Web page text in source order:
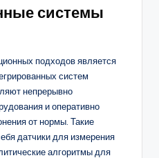
системы
подходов является
систем
непрерывно
и оперативно
от нормы. Такие
датчики для измерения
алгоритмы для